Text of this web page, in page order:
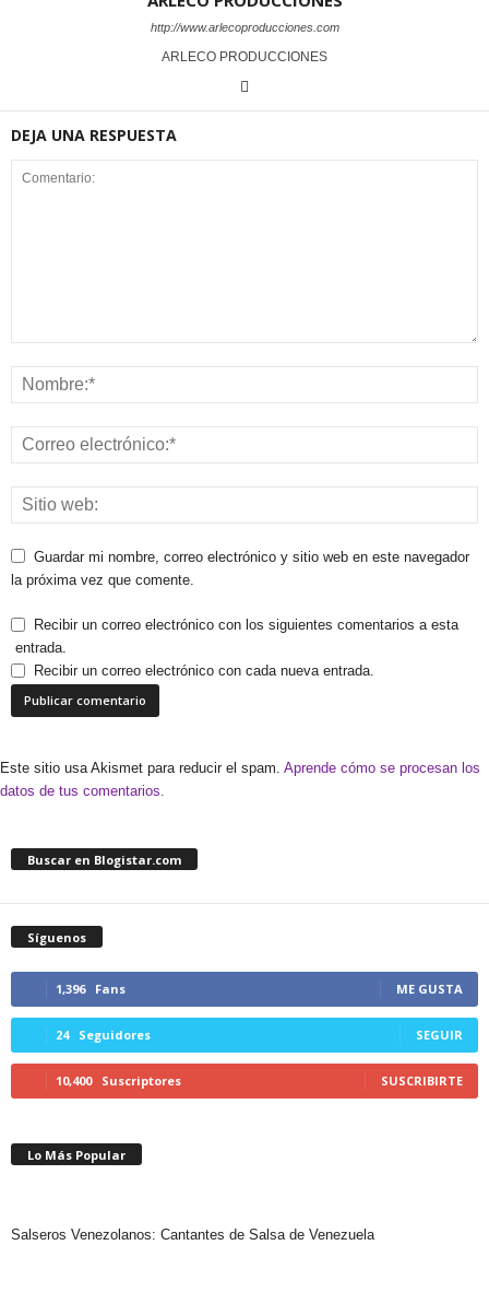
http://www.arlecoproducciones.com
ARLECO PRODUCCIONES
DEJA UNA RESPUESTA
Guardar mi nombre, correo electrónico y sitio web en este navegador
la próxima vez que comente.
Recibir un correo electrónico con los siguientes comentarios a esta
entrada.
Recibir un correo electrónico con cada nueva entrada.
Este sitio usa Akismet para reducir el spam. Aprende cómo se procesan los
datos de tus comentarios.
Buscar en Blogistar.com
Síguenos
1,396 Fans ME GUSTA
24 Seguidores SEGUIR
10,400 Suscriptores SUSCRIBIRTE
Lo Más Popular
Salseros Venezolanos: Cantantes de Salsa de Venezuela